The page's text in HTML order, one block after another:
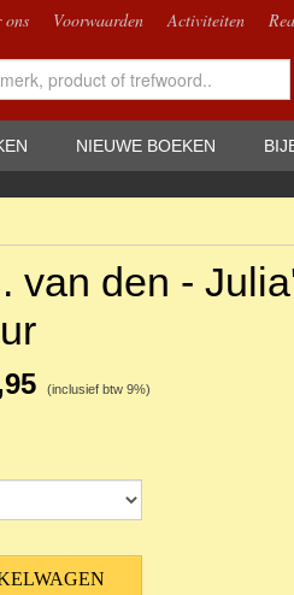
ons Voorwaarden Activiteiten
NIEUWE BOEKEN
van den -
(inclusief btw 9%)